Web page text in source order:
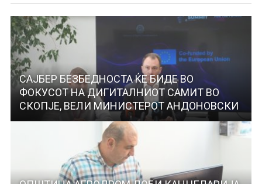
САЈБЕР БЕЗБЕДНОСТА ЌЕ БИДЕ ВО
ФОКУСОТ НА ДИГИТАЛНИОТ САМИТ ВО
СКОПЈЕ, ВЕЛИ МИНИСТЕРОТ АНДОНОВСКИ